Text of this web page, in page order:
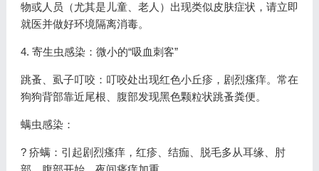
物或人员（尤其是儿童、老人）出现类似皮肤症状，请立即
就医并做好环境隔离消毒。
4. 寄生虫感染：微小的“吸血刺客”
跳蚤、虱子叮咬：叮咬处出现红色小丘疹，剧烈瘙痒。常在
狗狗背部靠近尾根、腹部发现黑色颗粒状跳蚤粪便。
螨虫感染：
? 疥螨：引起剧烈瘙痒，红疹、结痂、脱毛多从耳缘、肘